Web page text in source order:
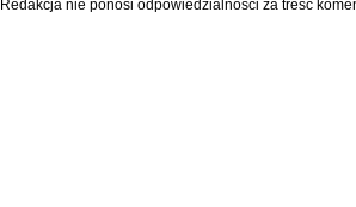
Redakcja nie ponosi odpowiedzialności za treść